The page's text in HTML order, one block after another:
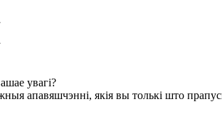
увагі?
апавяшчэнні, якія вы толькі што